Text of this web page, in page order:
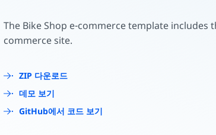
The Bike Shop e-commerce template includes
commerce site.
ZIP 다운로드
데모 보기
GitHub에서 코드 보기